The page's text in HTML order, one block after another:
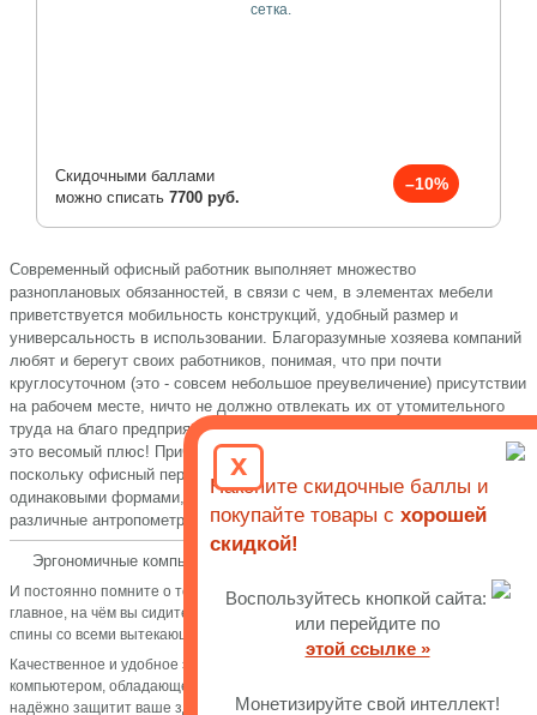
сетка.
Скидочными баллами
можно списать 7700 руб.
–10%
Современный офисный работник выполняет множество
разноплановых обязанностей, в связи с чем, в элементах мебели
приветствуется мобильность конструкций, удобный размер и
универсальность в использовании. Благоразумные хозяева компаний
любят и берегут своих работников, понимая, что при почти
круглосуточном (это - совсем небольшое преувеличение) присутствии
на рабочем месте, ничто не должно отвлекать их от утомительного
труда на благо предприятия. Простыми словами, удобное кресло –
это весомый плюс! Причем обладающее массой различных настроек,
поскольку офисный персонал это не собрание фотомоделей с
одинаковыми формами, а совершенно разные люди, имеющие
различные антропометрические характеристики.
Эргономичные компьютерные и офисные кресла - обзор, отзывы
И постоянно помните о том, что если не обращать внимание на то, как и,
главное, на чём вы сидите, можно заполучить хроническое заболевание
спины со всеми вытекающими последствиями.
Качественное и удобное эргономичное кресло для работы за
компьютером, обладающее хорошими ортопедическими свойствами,
надёжно защитит ваше здоровье. Сохраняйте правильной осанку и у вас
x
Накопите скидочные баллы и
покупайте товары с хорошей
скидкой!
Воспользуйтесь кнопкой сайта:
или перейдите по
этой ссылке »
Монетизируйте свой интеллект!